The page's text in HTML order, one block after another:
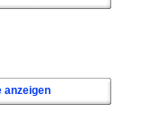
anzeigen